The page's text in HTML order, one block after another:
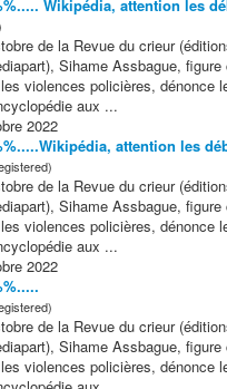
Wikipédia, attention les
de la Revue du crieur
Sihame Assbague,
violences policières, dénonce
aux ...
2022
attention les
de la Revue du crieur
Sihame Assbague,
violences policières, dénonce
aux ...
2022
de la Revue du crieur
Sihame Assbague,
violences policières, dénonce